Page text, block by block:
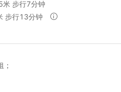
步行7分钟
步行13分钟